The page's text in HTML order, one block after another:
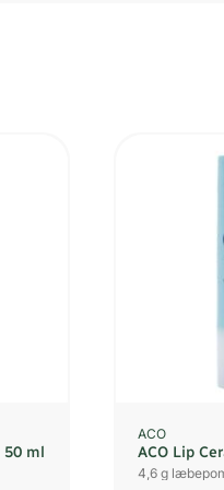
50 ml
ACO
ACO Lip
4,6 g